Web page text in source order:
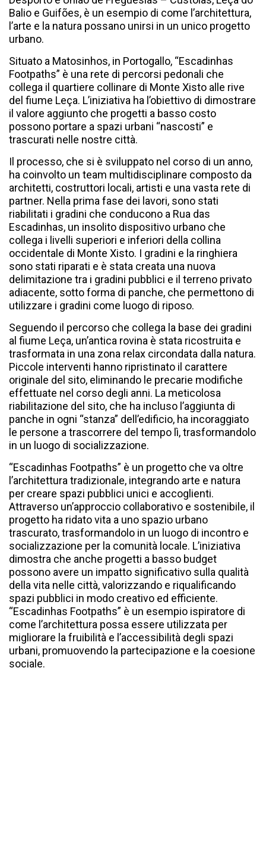
Balio e Guifões, è un esempio di come l’architettura,
l’arte e la natura possano unirsi in un unico progetto
urbano.
Situato a Matosinhos, in Portogallo, “Escadinhas
Footpaths” è una rete di percorsi pedonali che
collega il quartiere collinare di Monte Xisto alle rive
del fiume Leça. L’iniziativa ha l’obiettivo di dimostrare
il valore aggiunto che progetti a basso costo
possono portare a spazi urbani “nascosti” e
trascurati nelle nostre città.
Il processo, che si è sviluppato nel corso di un anno,
ha coinvolto un team multidisciplinare composto da
architetti, costruttori locali, artisti e una vasta rete di
partner. Nella prima fase dei lavori, sono stati
riabilitati i gradini che conducono a Rua das
Escadinhas, un insolito dispositivo urbano che
collega i livelli superiori e inferiori della collina
occidentale di Monte Xisto. I gradini e la ringhiera
sono stati riparati e è stata creata una nuova
delimitazione tra i gradini pubblici e il terreno privato
adiacente, sotto forma di panche, che permettono di
utilizzare i gradini come luogo di riposo.
Seguendo il percorso che collega la base dei gradini
al fiume Leça, un’antica rovina è stata ricostruita e
trasformata in una zona relax circondata dalla natura.
Piccole interventi hanno ripristinato il carattere
originale del sito, eliminando le precarie modifiche
effettuate nel corso degli anni. La meticolosa
riabilitazione del sito, che ha incluso l’aggiunta di
panche in ogni “stanza” dell’edificio, ha incoraggiato
le persone a trascorrere del tempo lì, trasformandolo
in un luogo di socializzazione.
“Escadinhas Footpaths” è un progetto che va oltre
l’architettura tradizionale, integrando arte e natura
per creare spazi pubblici unici e accoglienti.
Attraverso un’approccio collaborativo e sostenibile, il
progetto ha ridato vita a uno spazio urbano
trascurato, trasformandolo in un luogo di incontro e
socializzazione per la comunità locale. L’iniziativa
dimostra che anche progetti a basso budget
possono avere un impatto significativo sulla qualità
della vita nelle città, valorizzando e riqualificando
spazi pubblici in modo creativo ed efficiente.
“Escadinhas Footpaths” è un esempio ispiratore di
come l’architettura possa essere utilizzata per
migliorare la fruibilità e l’accessibilità degli spazi
urbani, promuovendo la partecipazione e la coesione
sociale.